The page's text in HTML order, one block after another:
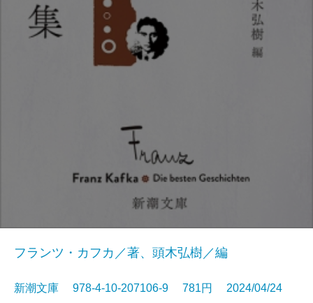
フランツ・カフカ／著、頭木弘樹／編
新潮文庫 978-4-10-207106-9 781円 2024/04/24